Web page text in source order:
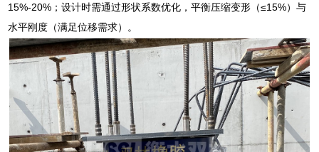
15%-20%；设计时需通过形状系数优化，平衡压缩变形（≤15%）与
水平刚度（满足位移需求）。